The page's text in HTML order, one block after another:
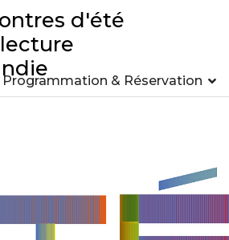
d'été
Programmation & Réservation